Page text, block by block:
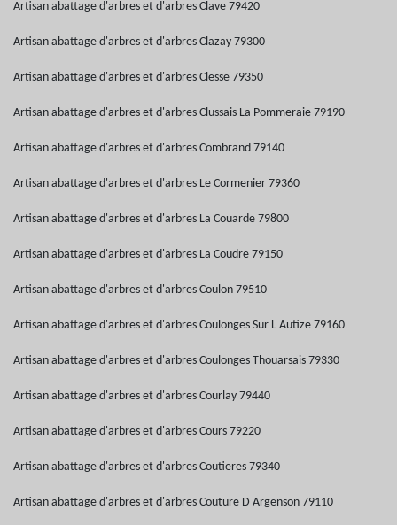
Artisan abattage d'arbres et d'arbres Clave 79420
Artisan abattage d'arbres et d'arbres Clazay 79300
Artisan abattage d'arbres et d'arbres Clesse 79350
Artisan abattage d'arbres et d'arbres Clussais La Pommeraie 79190
Artisan abattage d'arbres et d'arbres Combrand 79140
Artisan abattage d'arbres et d'arbres Le Cormenier 79360
Artisan abattage d'arbres et d'arbres La Couarde 79800
Artisan abattage d'arbres et d'arbres La Coudre 79150
Artisan abattage d'arbres et d'arbres Coulon 79510
Artisan abattage d'arbres et d'arbres Coulonges Sur L Autize 79160
Artisan abattage d'arbres et d'arbres Coulonges Thouarsais 79330
Artisan abattage d'arbres et d'arbres Courlay 79440
Artisan abattage d'arbres et d'arbres Cours 79220
Artisan abattage d'arbres et d'arbres Coutieres 79340
Artisan abattage d'arbres et d'arbres Couture D Argenson 79110